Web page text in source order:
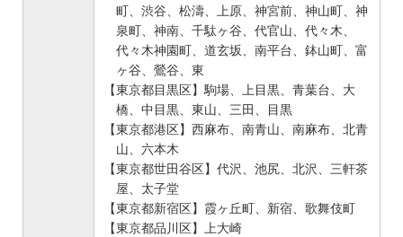
町、渋谷、松濤、上原、神宮前、神山町、神
泉町、神南、千駄ヶ谷、代官山、代々木、
代々木神園町、道玄坂、南平台、鉢山町、富
ヶ谷、鶯谷、東
【東京都目黒区】駒場、上目黒、青葉台、大
橋、中目黒、東山、三田、目黒
【東京都港区】西麻布、南青山、南麻布、北青
山、六本木
【東京都世田谷区】代沢、池尻、北沢、三軒茶
屋、太子堂
【東京都新宿区】霞ヶ丘町、新宿、歌舞伎町
【東京都品川区】上大崎